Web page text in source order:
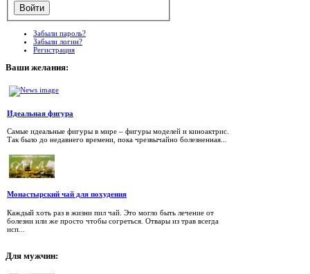
Забыли пароль?
Забыли логин?
Регистрация
Ваши желания:
Идеальная фигура
Самые идеальные фигуры в мире – фигуры моделей и киноактрис.
Так было до недавнего времени, пока чрезвычайно болезненная...
Монастырский чай для похудения
Каждый хоть раз в жизни пил чай. Это могло быть лечение от
болезни или же просто чтобы согреться. Отвары из трав всегда
исп...
Для мужчин: